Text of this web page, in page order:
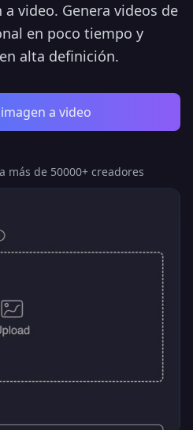
video. Genera videos de
en poco tiempo y
alta definición.
a video
más de 50000+ creadores